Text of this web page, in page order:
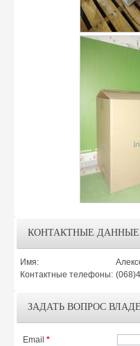
КОНТАКТНЫЕ ДАННЫЕ
Имя:
Контактные телефоны:
ЗАДАТЬ ВОПРОС
Email *